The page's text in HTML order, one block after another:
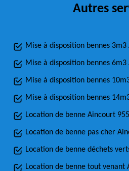
Autres
Mise à disposition bennes
Mise à disposition bennes
Mise à disposition bennes
Mise à disposition bennes
Location de benne Aincourt
Location de benne pas cher
Location de benne déchets
Location de benne tout venant